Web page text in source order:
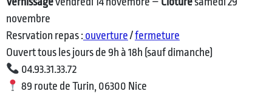
novembre
Resrvation repas : ouverture /fermeture
Ouvert tous les jours de 9h à 18h (sauf dimanche)
04.93.31.33.72
89 route de Turin, 06300 Nice